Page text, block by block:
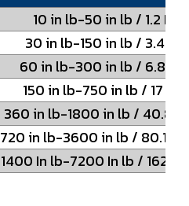
10 in lb-50 in lb / 1.2
30 in lb-150 in lb / 3.4
60 in lb-300 in lb / 6.8
150 in lb-750 in lb / 17
360 in lb-1800 in lb / 40.8
720 in lb-3600 in lb / 80.14
1400 In lb-7200 In lb / 162.6